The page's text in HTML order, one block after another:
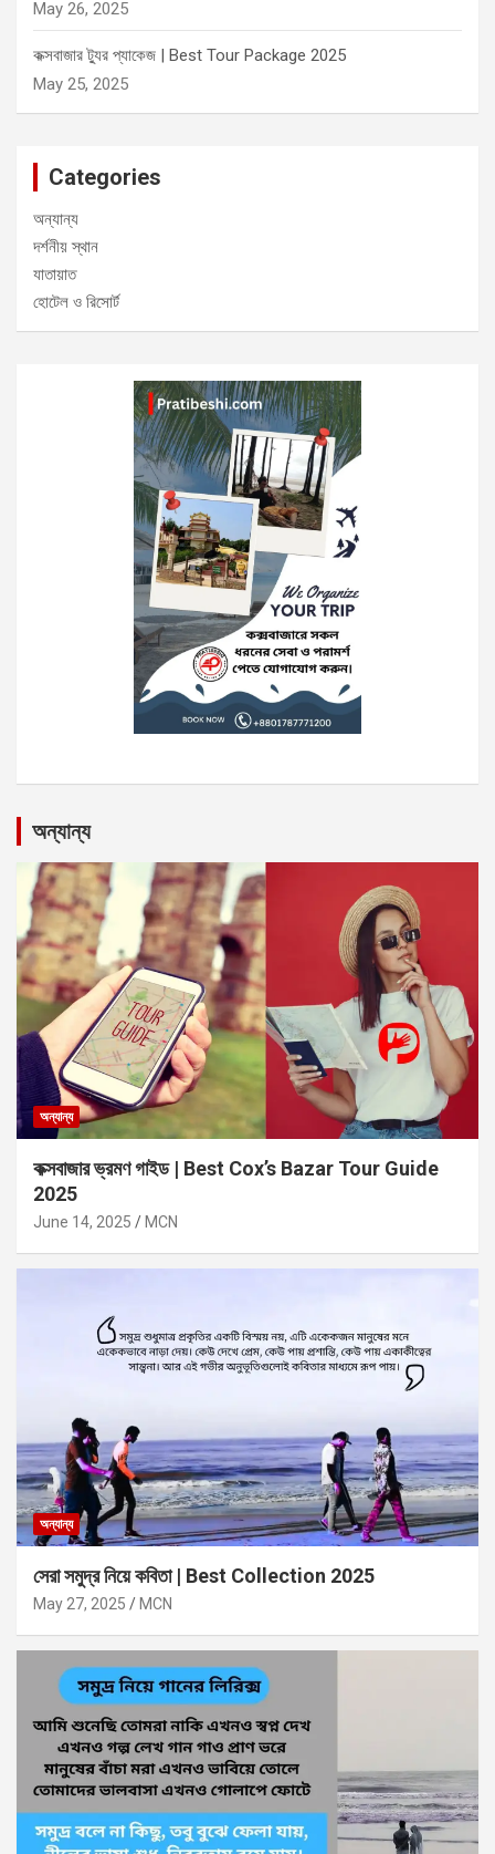
May 26, 2025
কক্সবাজার ট্যুর প্যাকেজ | Best Tour Package 2025
May 25, 2025
Categories
অন্যান্য
দর্শনীয় স্থান
যাতায়াত
হোটেল ও রিসোর্ট
অন্যান্য
অন্যান্য
কক্সবাজার ভ্রমণ গাইড | Best Cox’s Bazar Tour Guide
2025
June 14, 2025 MCN
অন্যান্য
সেরা সমুদ্র নিয়ে কবিতা | Best Collection 2025
May 27, 2025 MCN